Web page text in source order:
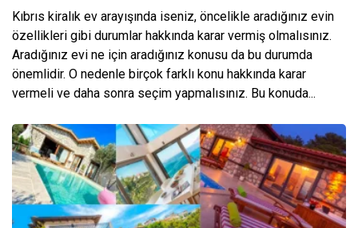
Kıbrıs kiralık ev arayışında iseniz, öncelikle aradığınız evin
özellikleri gibi durumlar hakkında karar vermiş olmalısınız.
Aradığınız evi ne için aradığınız konusu da bu durumda
önemlidir. O nedenle birçok farklı konu hakkında karar
vermeli ve daha sonra seçim yapmalısınız. Bu konuda...